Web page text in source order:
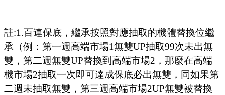
註:1.百連保底，繼承按照對應抽取的機體替換位繼
承（例：第一週高端市場1無雙UP抽取99次未出無
雙，第二週無雙UP替換到高端市場2 ，那麼在高端
機市場2抽取一次即可達成保底必出無雙，同如果第
二週未抽取無雙，第三週高端市場2UP無雙被替換